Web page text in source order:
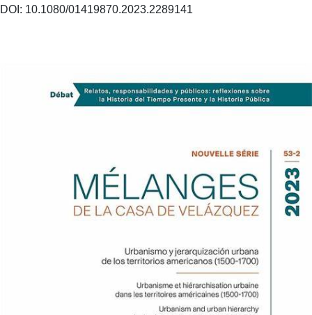
DOI: 10.1080/01419870.2023.2289141